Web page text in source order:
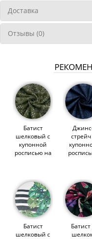
Доставка
Отзывы (0)
Батист
шелковый с
купонной
росписью на
стрейч
Батист
шелковый с
Батист